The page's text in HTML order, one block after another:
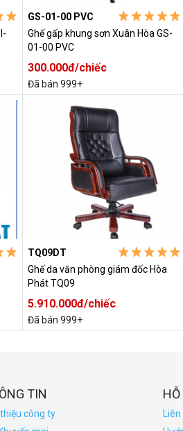
GS-01-00 PVC
Ghế gấp khung sơn Xuân Hòa GS-
01-00 PVC
300.000đ/chiếc
Đã bán 999+
TQ09DT
Ghế da văn phòng giám đốc Hòa
Phát TQ09
5.910.000đ/chiếc
Đã bán 999+
TIN
công ty